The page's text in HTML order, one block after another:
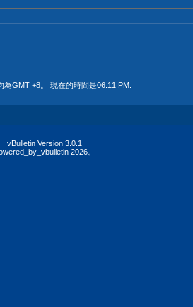
為GMT +8。 現在的時間是06:11 PM
vBulletin Version 3.0.1
2026。